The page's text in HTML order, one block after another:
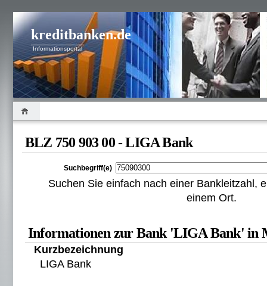
kreditbanken.de
Informationsportal
BLZ 750 903 00 - LIGA Bank
Suchbegriff(e)
Suchen Sie einfach nach einer Bankleitzahl,
einem Ort.
Informationen zur Bank 'LIGA Bank' in
Kurzbezeichnung
LIGA Bank